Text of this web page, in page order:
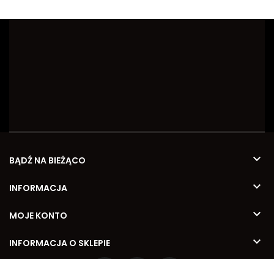
BĄDŹ NA BIEŻĄCO 
INFORMACJA 
MOJE KONTO 
INFORMACJA O SKLEPIE 